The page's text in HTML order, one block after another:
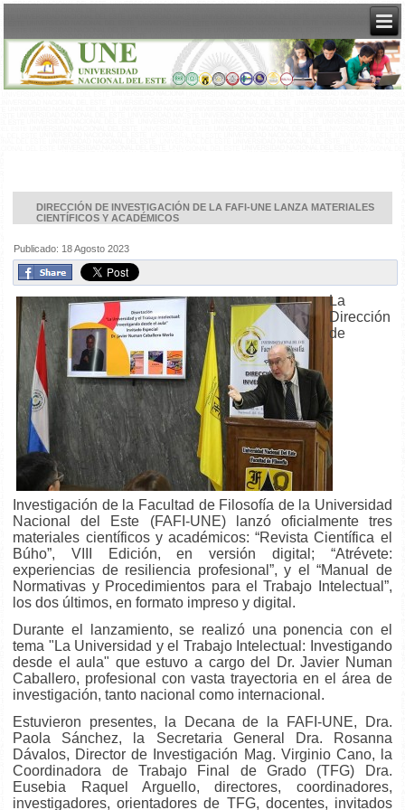
DIRECCIÓN DE INVESTIGACIÓN DE LA FAFI-UNE LANZA MATERIALES
CIENTÍFICOS Y ACADÉMICOS
Publicado: 18 Agosto 2023
La
Dirección
de
Investigación de la Facultad de Filosofía de la Universidad
Nacional del Este (FAFI-UNE) lanzó oficialmente tres
materiales científicos y académicos: “Revista Científica el
Búho”, VIII Edición, en versión digital; “Atrévete:
experiencias de resiliencia profesional”, y el “Manual de
Normativas y Procedimientos para el Trabajo Intelectual”,
los dos últimos, en formato impreso y digital.
Durante el lanzamiento, se realizó una ponencia con el
tema "La Universidad y el Trabajo Intelectual: Investigando
desde el aula" que estuvo a cargo del Dr. Javier Numan
Caballero, profesional con vasta trayectoria en el área de
investigación, tanto nacional como internacional.
Estuvieron presentes, la Decana de la FAFI-UNE, Dra.
Paola Sánchez, la Secretaria General Dra. Rosanna
Dávalos, Director de Investigación Mag. Virginio Cano, la
Coordinadora de Trabajo Final de Grado (TFG) Dra.
Eusebia Raquel Arguello, directores, coordinadores,
investigadores, orientadores de TFG, docentes, invitados